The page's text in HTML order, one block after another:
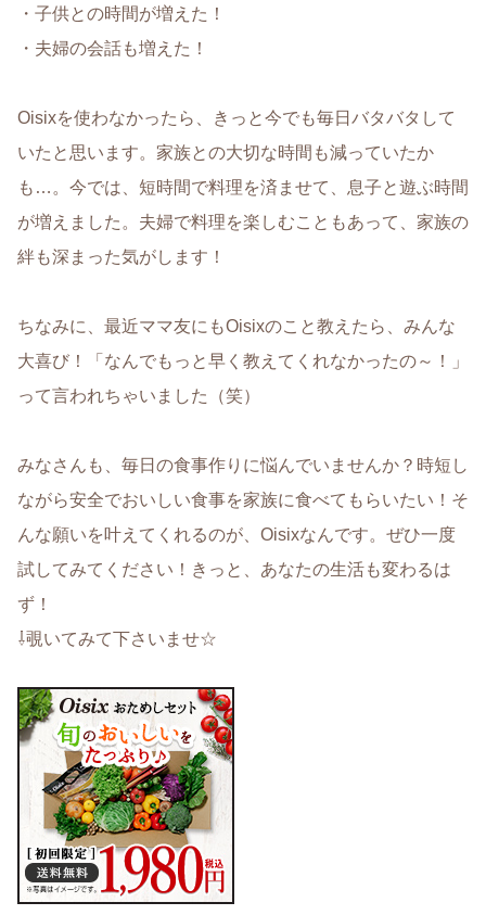
・子供との時間が増えた！
・夫婦の会話も増えた！
Oisixを使わなかったら、きっと今でも毎日バタバタして
いたと思います。家族との大切な時間も減っていたか
も…。今では、短時間で料理を済ませて、息子と遊ぶ時間
が増えました。夫婦で料理を楽しむこともあって、家族の
絆も深まった気がします！
ちなみに、最近ママ友にもOisixのこと教えたら、みんな
大喜び！「なんでもっと早く教えてくれなかったの～！」
って言われちゃいました（笑）
みなさんも、毎日の食事作りに悩んでいませんか？時短し
ながら安全でおいしい食事を家族に食べてもらいたい！そ
んな願いを叶えてくれるのが、Oisixなんです。ぜひ一度
試してみてください！きっと、あなたの生活も変わるは
ず！
⇩覗いてみて下さいませ☆